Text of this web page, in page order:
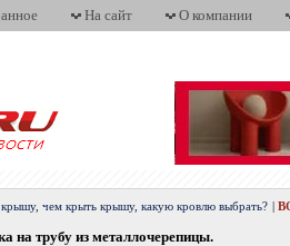
На сайт О компании
чем крыть крышу, какую кровлю выбрать?
на трубу из металлочерепицы.